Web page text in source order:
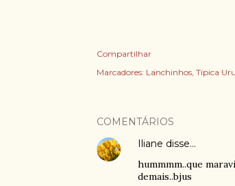
Compartilhar
Marcadores: Lanchinhos Típica
COMENTÁRIOS
Iliane disse…
hummmm..que
demais..bjus